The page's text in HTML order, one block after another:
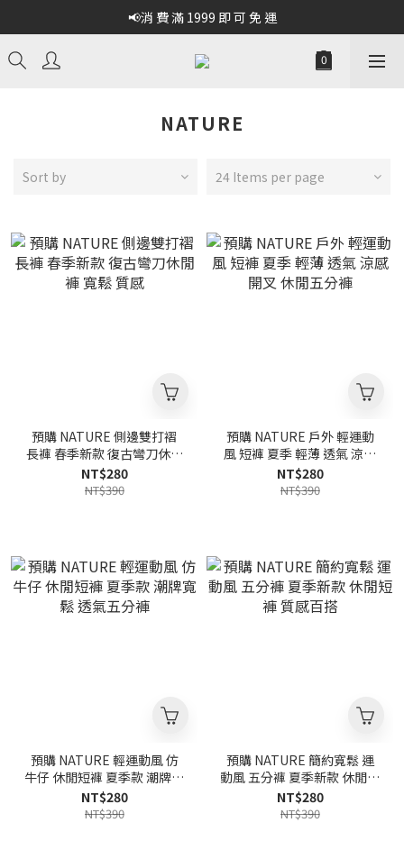
📢消 費 滿 1999 即 可 免 運
NATURE
Sort by 24 Items per page
預購 NATURE 側邊雙打褶
長褲 春季新款 復古彎刀休閒
褲 寬鬆 質感
NT$280
NT$390
預購 NATURE 戶外 輕運動
風 短褲 夏季 輕薄 透氣 涼感
開叉 休閒五分褲
NT$280
NT$390
預購 NATURE 輕運動風 仿
牛仔 休閒短褲 夏季款 潮牌寬
鬆 透氣五分褲
NT$280
NT$390
預購 NATURE 簡約寬鬆 運
動風 五分褲 夏季新款 休閒短
褲 質感百搭
NT$280
NT$390